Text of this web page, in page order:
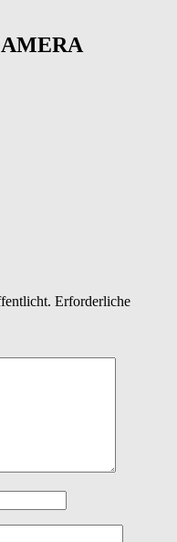
Erforderliche